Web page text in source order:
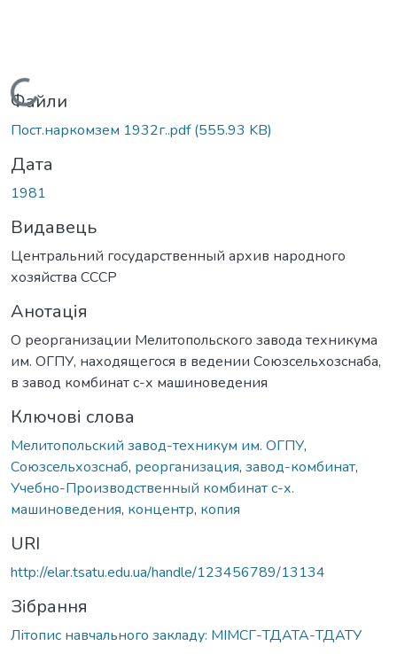
Вантажиться...
Файли
Пост.наркомзем 1932г..pdf(555.93 KB)
Дата
1981
Видавець
Центральний государственный архив народного
хозяйства СССР
Анотація
О реорганизации Мелитопольского завода техникума
им. ОГПУ, находящегося в ведении Союзсельхозснаба,
в завод комбинат с-х машиноведения
Ключові слова
Мелитопольский завод-техникум им. ОГПУ,
Союзсельхозснаб, реорганизация, завод-комбинат,
Учебно-Производственный комбинат с-х.
машиноведения, концентр, копия
URI
http://elar.tsatu.edu.ua/handle/123456789/13134
Зібрання
Літопис навчального закладу: МІМСГ-ТДАТА-ТДАТУ